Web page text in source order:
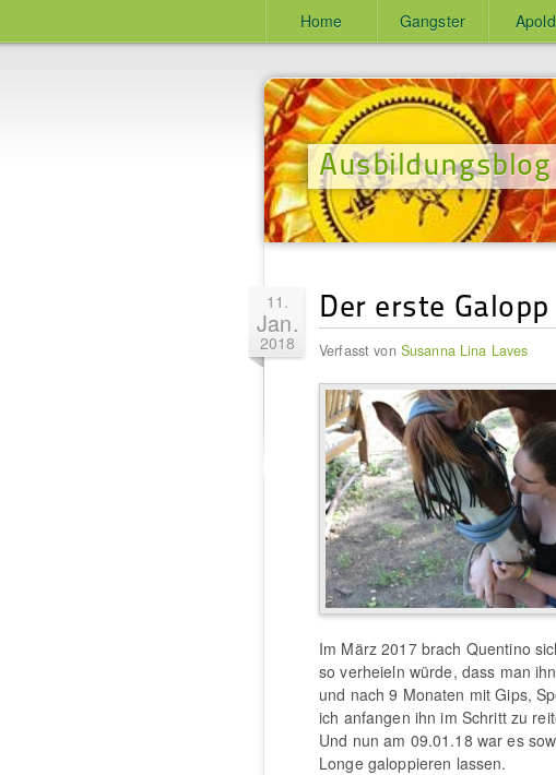
Home Gangster
11.
Jan.
2018
Der erste Galopp
Verfasst von Susanna Lina Laves
Im März 2017 brach Quentino
so verheieln würde, dass man
und nach 9 Monaten mit Gips,
ich anfangen ihn im Schritt zu
Und nun am 09.01.18 war es
Longe galoppieren lassen.